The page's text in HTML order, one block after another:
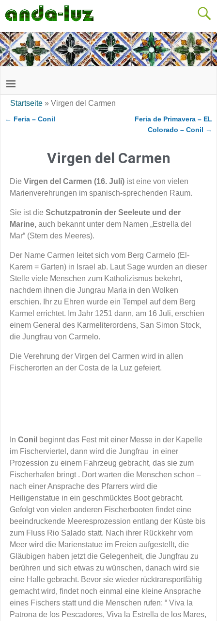
Startseite » Virgen del Carmen
← Feria – Conil
Feria de Primavera – EL
Colorado – Conil →
Virgen del Carmen
Die Virgen del Carmen (16. Juli)ist eine von vielen
Marienverehrungen im spanisch-sprechenden Raum.
Sie ist die Schutzpatronin der Seeleute und der
Marine,auch bekannt unter dem Namen „Estrella del
Mar“ (Stern des Meeres).
Der Name Carmen leitet sich vom Berg Carmelo (El-
Karem = Garten) in Israel ab. Laut Sage wurden an dieser
Stelle viele Menschen zum Katholizismus bekehrt,
nachdem ihnen die Jungrau Maria in den Wolken
erschien. Ihr zu Ehren wurde ein Tempel auf dem Berg
Karmel errichtet. Im Jahr 1251 dann, am 16 Juli, erschien
einem General des Karmeliterordens, San Simon Stock,
die Jungfrau von Carmelo.
Die Verehrung der Virgen del Carmen wird in allen
Fischerorten an der Costa de la Luz gefeiert.
In Conil beginnt das Fest mit einer Messe in der Kapelle
im Fischerviertel, dann wird die Jungfrau in einer
Prozession zu einem Fahrzeug gebracht, das sie zum
Fischerhafen bringt . Dort warten die Menschen schon –
nach einer Ansprache des Pfarrers wird die
Heiligenstatue in ein geschmücktes Boot gebracht.
Gefolgt von vielen anderen Fischerbooten findet eine
beeindruckende Meeresprozession entlang der Küste bis
zum Fluss Rio Salado statt. Nach ihrer Rückkehr vom
Meer wird die Marienstatue im Freien aufgestellt, die
Gläubigen haben jetzt die Gelegenheit, die Jungfrau zu
berühren und sich etwas zu wünschen, danach wird sie
eine Halle gebracht. Bevor sie wieder rücktransportfähig
gemacht wird, findet noch einmal eine kleine Ansprache
eines Fischers statt und die Menschen rufen: “ Viva la
Patrona de los Pescadores, Viva la Estrella de los Mares,